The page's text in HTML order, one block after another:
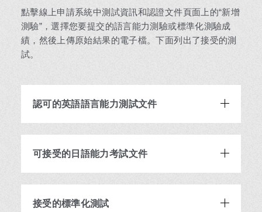
點擊線上申請系統中測試資訊和認證文件頁面上的“新增
測驗”，選擇您要提交的語言能力測驗或標準化測驗成
績，然後上傳原始結果的電子檔。下面列出了接受的測
試。
認可的英語語言能力測試文件
可接受的日語能力考試文件
接受的標準化測試